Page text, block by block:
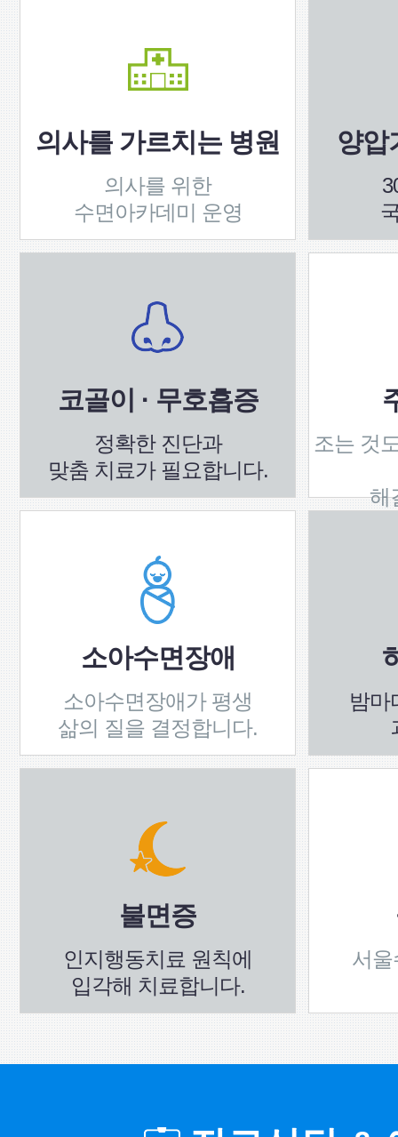
의사를 가르치는 병원
의사를 위한
수면아카데미 운영
양압
코골이 · 무호흡증
정확한 진단과
맞춤 치료가 필요합니다.
조는 것
해
소아수면장애
소아수면장애가 평생
삶의 질을 결정합니다.
밤마
불면증
인지행동치료 원칙에
입각해 치료합니다.
서